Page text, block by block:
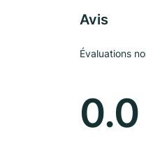
Avis
Évaluations
0.0